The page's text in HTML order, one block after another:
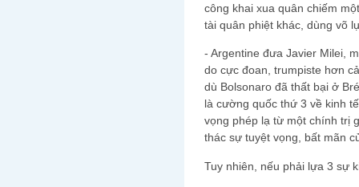
công khai xua quân chiếm
tài quân phiệt khác, dùng võ
- Argentine đưa Javier Milei,
do cực đoan, trumpiste hơn
dù Bolsonaro đã thất bại ở
là cường quốc thứ 3 về kinh
vọng phép lạ từ một chính trị
thác sự tuyệt vọng, bất mãn
Tuy nhiên, nếu phải lựa 3 sự